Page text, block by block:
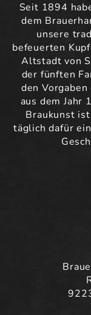
Seit 1894
dem
unsere
befeuerten
Altstadt von
der fünften
den
aus dem Jahr
Braukunst
täglich dafür